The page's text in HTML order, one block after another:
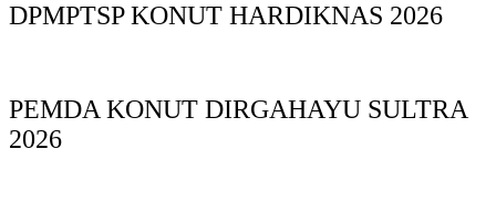
DPMPTSP KONUT HARDIKNAS 2026
PEMDA KONUT DIRGAHAYU SULTRA
2026